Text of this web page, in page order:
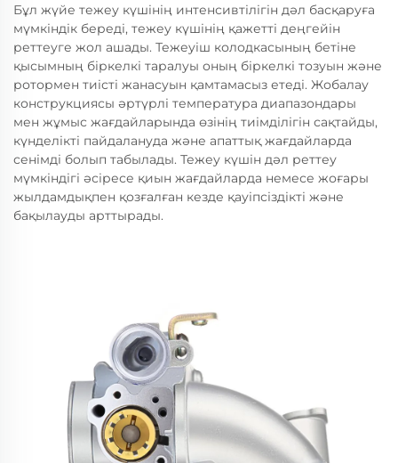
Бұл жүйе тежеу күшінің интенсивтілігін дәл басқаруға
мүмкіндік береді, тежеу күшінің қажетті деңгейін
реттеуге жол ашады. Тежеуіш колодкасының бетіне
қысымның біркелкі таралуы оның біркелкі тозуын және
ротормен тиісті жанасуын қамтамасыз етеді. Жобалау
конструкциясы әртүрлі температура диапазондары
мен жұмыс жағдайларында өзінің тиімділігін сақтайды,
күнделікті пайдалануда және апаттық жағдайларда
сенімді болып табылады. Тежеу күшін дәл реттеу
мүмкіндігі әсіресе қиын жағдайларда немесе жоғары
жылдамдықпен қозғалған кезде қауіпсіздікті және
бақылауды арттырады.